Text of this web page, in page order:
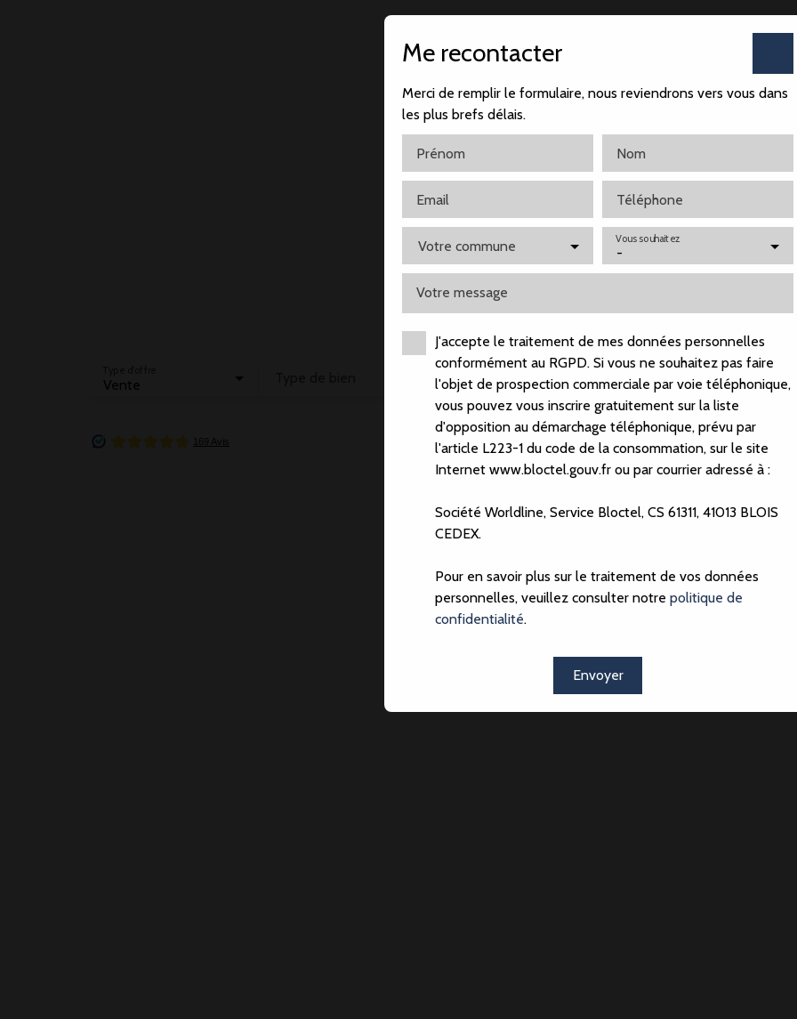
Vente Localisation Budget max (€)
Me recontacter
Merci de remplir le formulaire, nous reviendrons vers vous dans
les plus brefs délais.
Prénom Nom
Email Téléphone
Votre commune -
Vous souhaitez
Votre message
J'accepte le traitement de mes données personnelles
conformément au RGPD. Si vous ne souhaitez pas faire
l'objet de prospection commerciale par voie téléphonique,
vous pouvez vous inscrire gratuitement sur la liste
d'opposition au démarchage téléphonique, prévu par
l'article L223-1 du code de la consommation, sur le site
Internet www.bloctel.gouv.fr ou par courrier adressé à :
Société Worldline, Service Bloctel, CS 61311, 41013 BLOIS
CEDEX.
Pour en savoir plus sur le traitement de vos données
personnelles, veuillez consulter notre politique de
confidentialité.
Envoyer